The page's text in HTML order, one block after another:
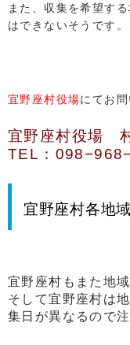
また、収集を希望す
はできないそうです。
宜野座村役場にてお問
宜野座村役場
TEL：
宜野座村各地
宜野座村もまた地
そして宜野座村は
集日が異なるので注